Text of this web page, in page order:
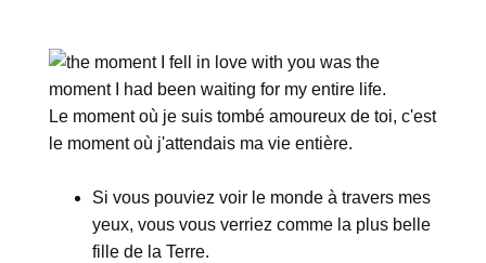
Le moment où je suis tombé amoureux de toi, c'est
le moment où j'attendais ma vie entière.
Si vous pouviez voir le monde à travers mes
yeux, vous vous verriez comme la plus belle
fille de la Terre.